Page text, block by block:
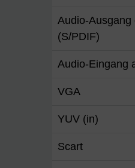
Audio-Ausgang
(S/PDIF)
Audio-Eingang
VGA
YUV (in)
Scart